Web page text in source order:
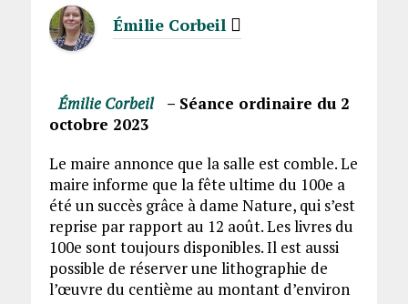
Émilie Corbeil
Émilie Corbeil
– Séance ordinaire du 2
octobre 2023
Le maire annonce que la salle est comble. Le
maire informe que la fête ultime du 100e a
été un succès grâce à dame Nature, qui s’est
reprise par rapport au 12 août. Les livres du
100e sont toujours disponibles. Il est aussi
possible de réserver une lithographie de
l’œuvre du centième au montant d’environ